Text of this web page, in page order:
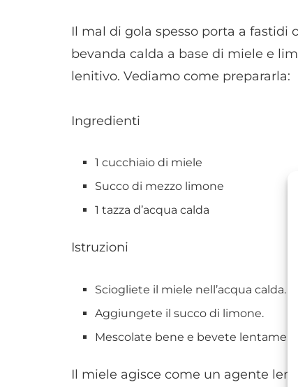
Il mal di gola spesso porta a fastidi
bevanda calda a base di miele e
lenitivo. Vediamo come prepararla:
Ingredienti
1 cucchiaio di miele
Succo di mezzo limone
1 tazza d’acqua calda
Istruzioni
Sciogliete il miele nell’acqua calda.
Aggiungete il succo di limone.
Mescolate bene e bevete
Il miele agisce come un agente